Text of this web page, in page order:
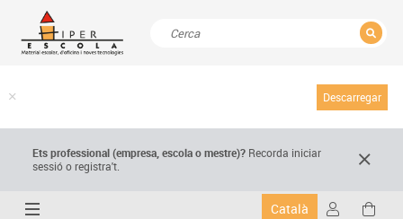
Descarregar
Ets professional (empresa,escola o mestre)? Recorda iniciar
sessió o registra't.
Català